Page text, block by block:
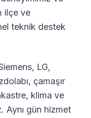
ilçe ve
teknik destek
LG,
çamaşır
klima ve
Aynı gün hizmet